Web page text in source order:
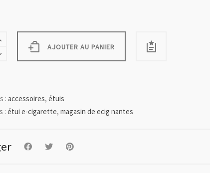
AJOUTER AU PANIER
: accessoires, étuis
: étui e-cigarette, magasin de ecig nantes